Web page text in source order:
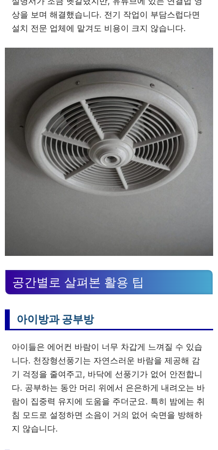
상을 보며 해결했습니다. 전기 작업이 부담스럽다면
설치 전문 업체에 맡겨도 비용이 크지 않습니다.
공간별로 살펴본 활용 팁
아이방과 공부방
아이들은 에어컨 바람이 너무 차갑게 느껴질 수 있습
니다. 천장형선풍기는 자연스러운 바람을 제공해 감
기 걱정을 줄여주고, 바닥에 선풍기가 없어 안전합니
다. 공부하는 동안 머리 위에서 은은하게 내려오는 바
람이 집중력 유지에 도움을 주더군요. 특히 밤에는 취
침 모드로 설정하면 소음이 거의 없어 숙면을 방해하
지 않습니다.